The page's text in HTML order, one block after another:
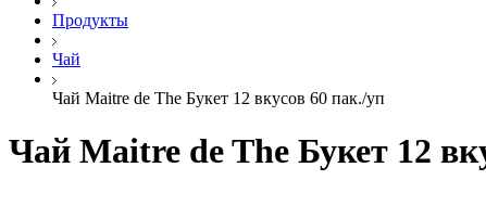
Продукты
Чай
Чай Maitre de The Букет 12 вкусов 60 пак./уп
Чай Maitre de The Букет 12